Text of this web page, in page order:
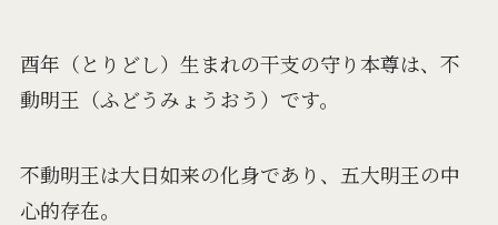
酉年（とりどし）生まれの干支の守り本尊は、不
動明王（ふどうみょうおう）です。
不動明王は大日如来の化身であり、五大明王の中
心的存在。